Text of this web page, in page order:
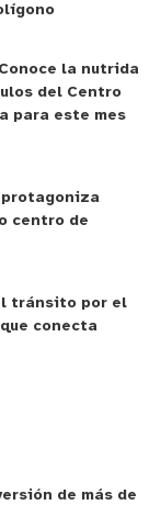
la nutrida
del Centro
para este mes
protagoniza
centro de
tránsito por el
conecta
de más de